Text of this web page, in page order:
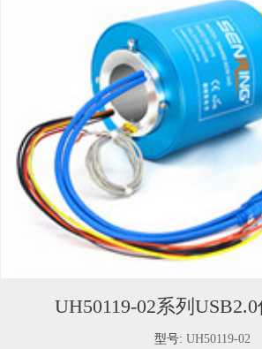
UH50119-02系列
型号:UH50119-02